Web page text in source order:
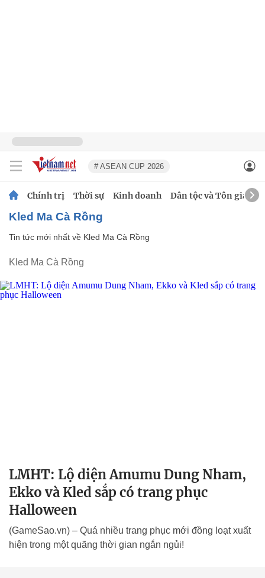
# ASEAN CUP 2026
Chính trị Thời sự Kinh doanh Dân tộc và Tôn giáo
Kled Ma Cà Rồng
Tin tức mới nhất về Kled Ma Cà Rồng
Kled Ma Cà Rồng
LMHT: Lộ diện Amumu Dung Nham,
Ekko và Kled sắp có trang phục
Halloween
(GameSao.vn) – Quá nhiều trang phục mới đồng loạt xuất
hiện trong một quãng thời gian ngắn ngủi!